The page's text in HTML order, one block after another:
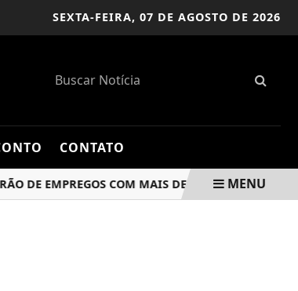
SEXTA-FEIRA, 07 DE AGOSTO DE 2026
CONTATO
EMPREGOS COM MAIS DE 700 VAGAS NESTA
MENU